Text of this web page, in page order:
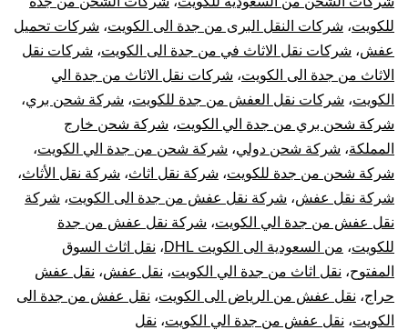
للكويت، شركات النقل البرى من جدة الى الكويت، شركات تحميل
عفش، شركات نقل الاثاث في من جدة الى الكويت، شركات نقل
الاثاث من جدة الى الكويت، شركات نقل الاثاث من جدة الي
الكويت، شركات نقل العفش من جدة للكويت، شركة شحن بري،
شركة شحن بري من جدة الي الكويت، شركة شحن خارج
المملكة، شركة شحن دولي، شركة شحن من جدة الي الكويت،
شركة شحن من جدة للكويت، شركة نقل اثاث، شركة نقل الأثاث،
شركة نقل عفش، شركة نقل عفش من جدة الى الكويت، شركة
نقل عفش من جدة الي الكويت، شركة نقل عفش من جدة
للكويت، من السعودية الى الكويت DHL ، نقل اثاث السوق
المفتوح، نقل اثاث من جدة الي الكويت، نقل عفش، نقل عفش
حراج، نقل عفش من الرياض الى الكويت، نقل عفش من جدة الى
الكويت، نقل عفش من جدة الي الكويت، نقل